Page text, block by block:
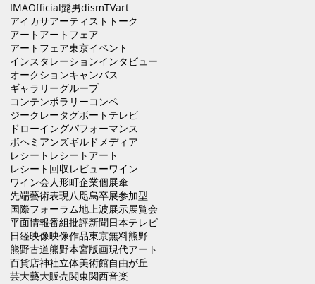
IMAOfficial髭男dismTVart
アイカサアーティストトーク
アート アートフェア
アートフェア東京イベント
インスタレーションインタビュー
オークションキャンバス
ギャラリーグループ
コンテンポラリーコンペ
ジークレータグボート テレビ
ドローイングパフォーマンス
ボヘミアンズギルド メディア
レシート レシートアート
レシート回収レビューワイン
ワイン会人形町企業個展傘
先端藝術表現八咫烏卒展参加型
国際フォーラム地上波展示展覧会
平面情報番組批評新聞日本テレビ
日経映像映像作品東京無料熊野
熊野古道熊野本宮版画現代アート
百貨店神社立体美術館自由が丘
芸大藝大販売関東関西音楽